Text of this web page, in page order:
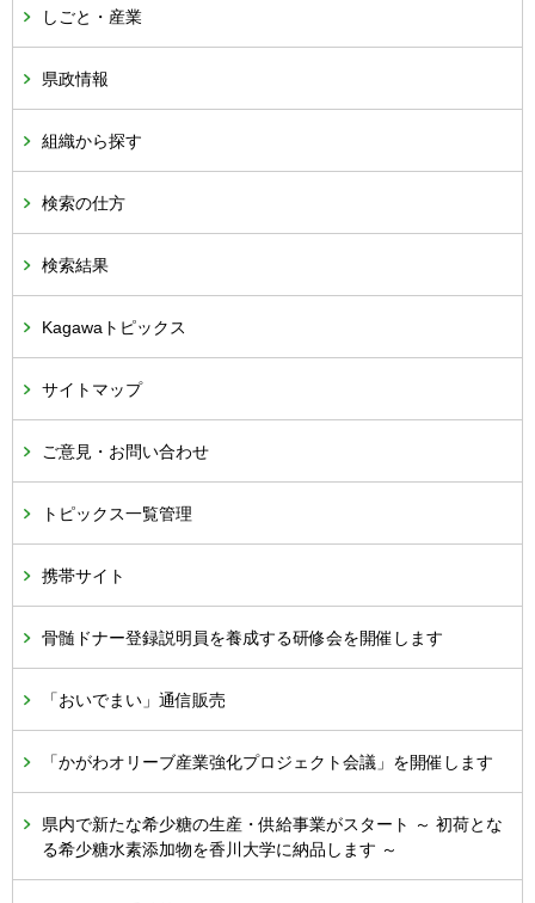
しごと・産業
県政情報
組織から探す
検索の仕方
検索結果
Kagawaトピックス
サイトマップ
ご意見・お問い合わせ
トピックス一覧管理
携帯サイト
骨髄ドナー登録説明員を養成する研修会を開催します
「おいでまい」通信販売
「かがわオリーブ産業強化プロジェクト会議」を開催します
県内で新たな希少糖の生産・供給事業がスタート ～ 初荷とな
る希少糖水素添加物を香川大学に納品します ～